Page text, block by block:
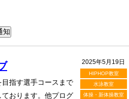
2025年5月19日
HIPHOP教室
水泳教室
体操・新体操教室
指す選手コースまで
おります。他プログ